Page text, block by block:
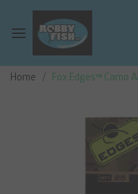
Home Fox Edges™ Camo